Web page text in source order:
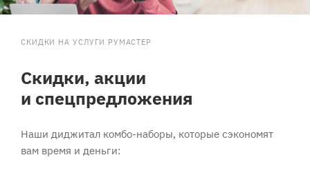
СКИДКИ НА УСЛУГИ РУМАСТЕР
Скидки, акции
и спецпредложения
Наши диджитал комбо-наборы, которые сэкономят
вам время и деньги: